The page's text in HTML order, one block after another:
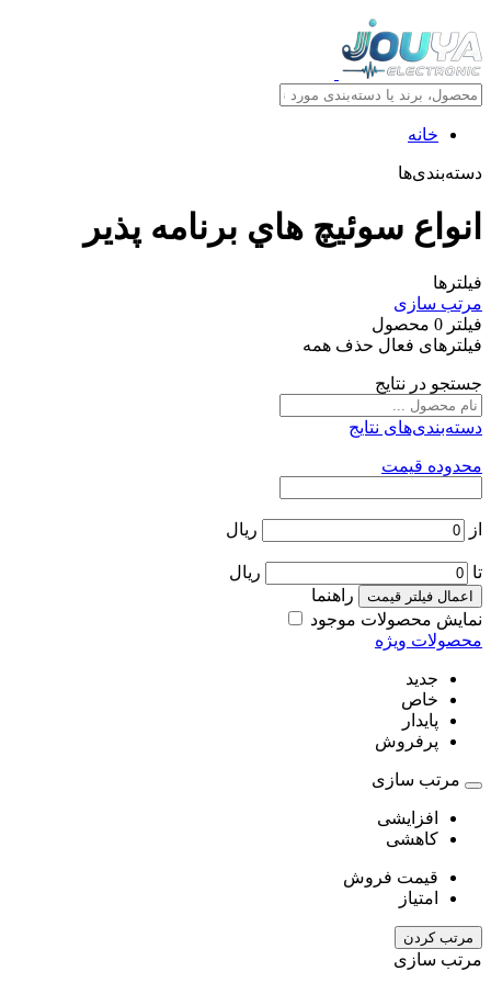
خانه
دسته‌بندی‌ها
انواع سوئيچ هاي برنامه پذير
فیلترها
مرتب سازی
فیلتر 0 محصول
فیلترهای فعال حذف همه
جستجو در نتایج
دسته‌بندی‌های نتایج
محدوده قیمت
از ریال
تا ریال
اعمال فیلتر قیمت
راهنما
نمایش محصولات موجود
محصولات ویژه
جدید
خاص
پایدار
پرفروش
مرتب سازی
افزایشی
کاهشی
قیمت فروش
امتیاز
مرتب کردن
مرتب سازی